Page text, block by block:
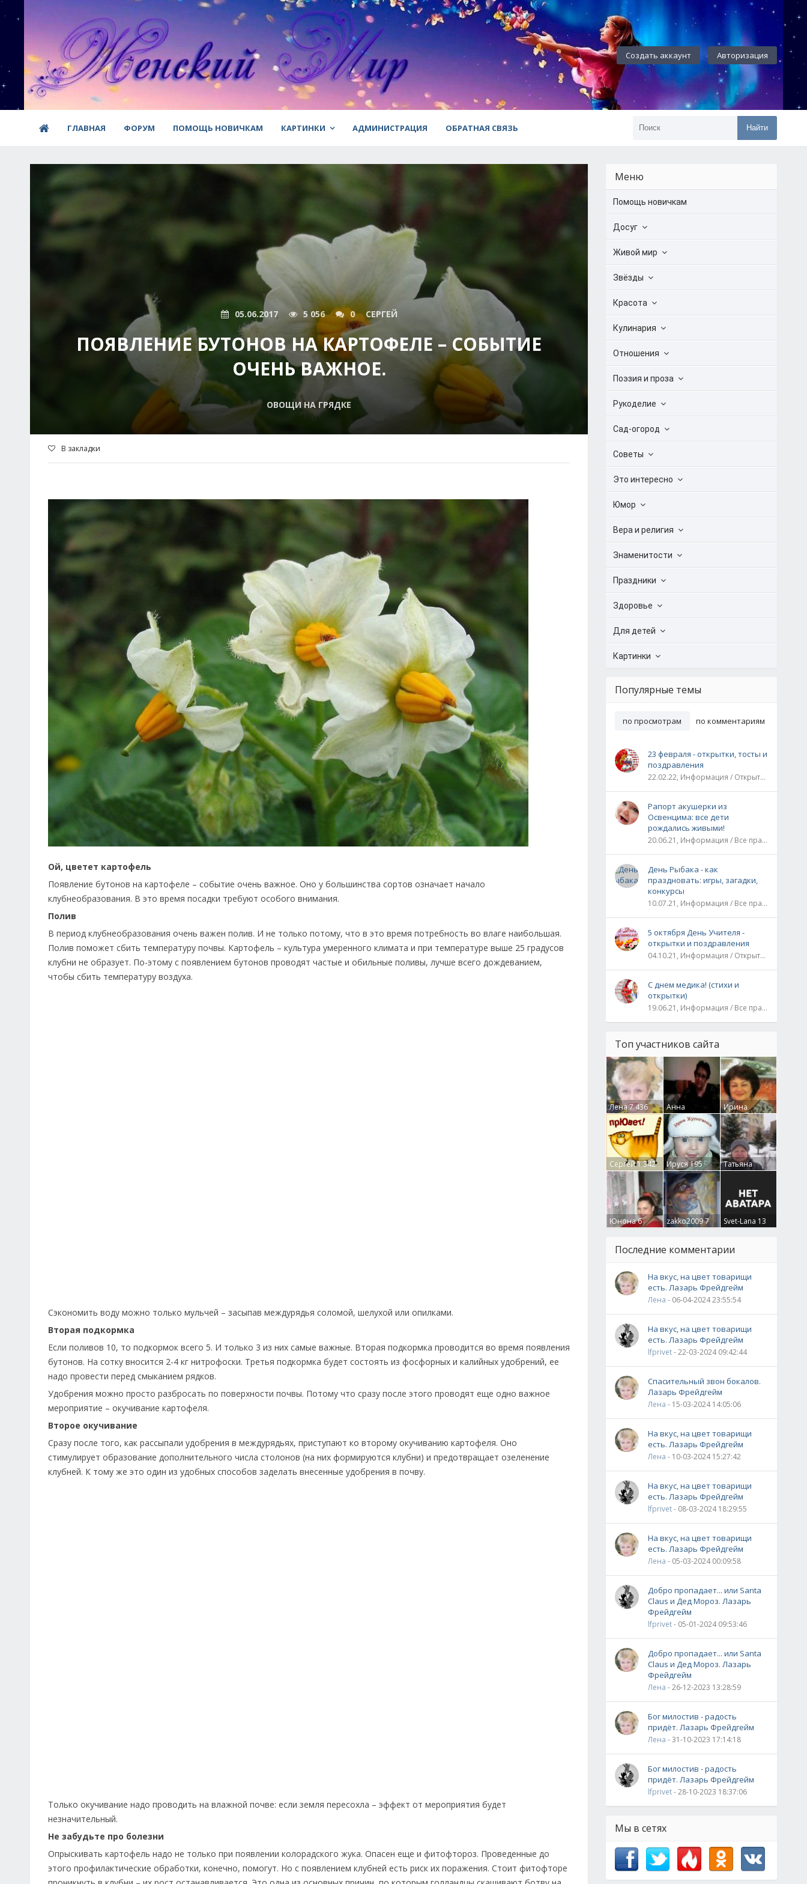
Создать аккаунт Авторизация
ГЛАВНАЯ ФОРУМ ПОМОЩЬ НОВИЧКАМ КАРТИНКИ АДМИНИСТРАЦИЯ ОБРАТНАЯ СВЯЗЬ Найти
05.06.2017 5 056 0 СЕРГЕЙ
ПОЯВЛЕНИЕ БУТОНОВ НА КАРТОФЕЛЕ – СОБЫТИЕ
ОЧЕНЬ ВАЖНОЕ.
ОВОЩИ НА ГРЯДКЕ
В закладки
Ой, цветет картофель
Появление бутонов на картофеле – событие очень важное. Оно у большинства сортов означает начало
клубнеобразования. В это время посадки требуют особого внимания.
Полив
В период клубнеобразования очень важен полив. И не только потому, что в это время потребность во влаге наибольшая.
Полив поможет сбить температуру почвы. Картофель – культура умеренного климата и при температуре выше 25 градусов
клубни не образует. По-этому с появлением бутонов проводят частые и обильные поливы, лучше всего дождеванием,
чтобы сбить температуру воздуха.
Сэкономить воду можно только мульчей – засыпав междурядья соломой, шелухой или опилками.
Вторая подкормка
Если поливов 10, то подкормок всего 5. И только 3 из них самые важные. Вторая подкормка проводится во время появления
бутонов. На сотку вносится 2-4 кг нитрофоски. Третья подкормка будет состоять из фосфорных и калийных удобрений, ее
надо провести перед смыканием рядков.
Удобрения можно просто разбросать по поверхности почвы. Потому что сразу после этого проводят еще одно важное
мероприятие – окучивание картофеля.
Второе окучивание
Сразу после того, как рассыпали удобрения в междурядьях, приступают ко второму окучиванию картофеля. Оно
стимулирует образование дополнительного числа столонов (на них формируются клубни) и предотвращает озеленение
клубней. К тому же это один из удобных способов заделать внесенные удобрения в почву.
Только окучивание надо проводить на влажной почве: если земля пересохла – эффект от мероприятия будет
незначительный.
Не забудьте про болезни
Опрыскивать картофель надо не только при появлении колорадского жука. Опасен еще и фитофтороз. Проведенные до
этого профилактические обработки, конечно, помогут. Но с появлением клубней есть риск их поражения. Стоит фитофторе
Меню
Помощь новичкам
Досуг
Живой мир
Звёзды
Красота
Кулинария
Отношения
Поэзия и проза
Рукоделие
Сад-огород
Советы
Это интересно
Юмор
Вера и религия
Знаменитости
Праздники
Здоровье
Для детей
Картинки
Популярные темы
по просмотрам по комментариям
23 февраля - открытки, тосты и
поздравления
22.02.22, Информация / Открытки / Все праздники
Рапорт акушерки из
Освенцима: все дети
рождались живыми!
20.06.21, Информация / Все праздники / Рассказы и истории
День Рыбака - как
праздновать: игры, загадки,
конкурсы
10.07.21, Информация / Все праздники
5 октября День Учителя -
открытки и поздравления
04.10.21, Информация / Открытки / Все праздники
С днем медика! (стихи и
открытки)
19.06.21, Информация / Все праздники
Топ участников сайта
Лена7 436
Анна
Гумлевая0
Ирина
Бруцкая41
Сергей1 342 Ируся195
Татьяна
Крючкова0
Юнона6 zakko20097 Svet-Lana 13
Последние комментарии
На вкус, на цвет товарищи
есть. Лазарь Фрейдгейм
Лена - 06-04-2024 23:55:54
На вкус, на цвет товарищи
есть. Лазарь Фрейдгейм
lfprivet- 22-03-2024 09:42:44
Спасительный звон бокалов.
Лазарь Фрейдгейм
Лена - 15-03-2024 14:05:06
На вкус, на цвет товарищи
есть. Лазарь Фрейдгейм
Лена - 10-03-2024 15:27:42
На вкус, на цвет товарищи
есть. Лазарь Фрейдгейм
lfprivet- 08-03-2024 18:29:55
На вкус, на цвет товарищи
есть. Лазарь Фрейдгейм
Лена - 05-03-2024 00:09:58
Добро пропадает... или Santa
Claus и Дед Мороз. Лазарь
Фрейдгейм
lfprivet- 05-01-2024 09:53:46
Добро пропадает... или Santa
Claus и Дед Мороз. Лазарь
Фрейдгейм
Лена - 26-12-2023 13:28:59
Бог милостив - радость
придёт. Лазарь Фрейдгейм
Лена - 31-10-2023 17:14:18
Бог милостив - радость
придёт. Лазарь Фрейдгейм
lfprivet- 28-10-2023 18:37:06
Мы в сетях